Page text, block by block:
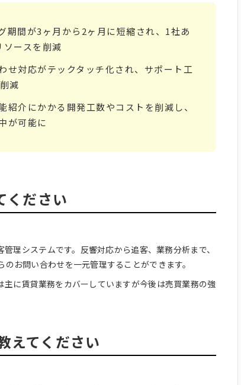
期間が3ヶ月から2ヶ月に短縮され、1社あ
ースを削減
せ対応がテックタッチ化され、サポート工
減
紹介にかかる開発工数やコストを削減し、
が可能に
ください
理システムです。反響対応から追客、業務分析まで、
お問い合わせを一元管理することができます。
に賃貸業務をカバーしていますが今後は売買業務の強
えてください